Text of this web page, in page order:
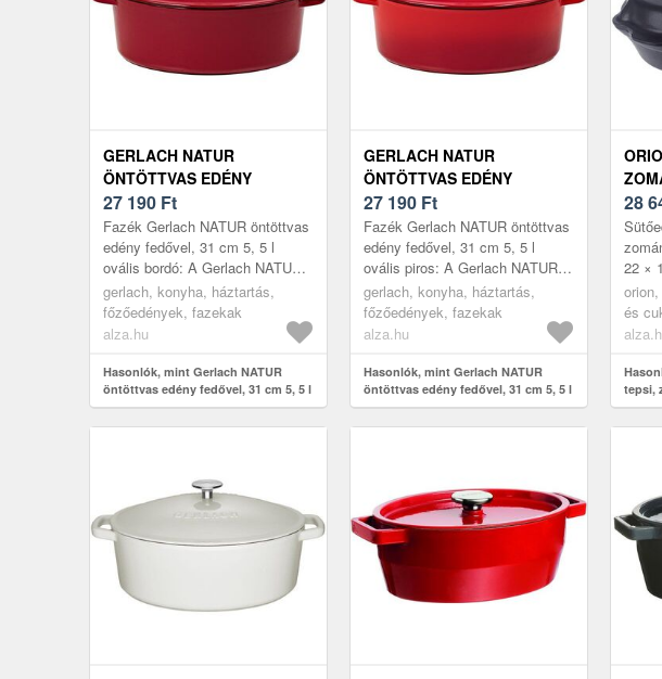
GERLACH NATUR
ÖNTÖTTVAS EDÉNY
FEDŐVEL, 31 CM 5, 5 L
OVÁLIS BORDÓ
27 190 Ft
Fazék Gerlach NATUR öntöttvas
edény fedővel, 31 cm 5, 5 l
ovális bordó: A Gerlach NATUR
ovális öntöttvas edény fedővel
egyesíti a funkcionalitást é...
gerlach, konyha, háztartás,
főzőedények, fazekak
alza.hu
Hasonlók, mint Gerlach NATUR
öntöttvas edény fedővel, 31 cm 5, 5 l
ovális bordó
GERLACH NATUR
ÖNTÖTTVAS EDÉNY
FEDŐVEL, 31 CM 5, 5 L
OVÁLIS PIROS
27 190 Ft
Fazék Gerlach NATUR öntöttvas
edény fedővel, 31 cm 5, 5 l
ovális piros: A Gerlach NATUR
fedeles öntöttvas ovális edény
egyesíti a funkcionalitást a...
gerlach, konyha, háztartás,
főzőedények, fazekak
alza.hu
Hasonlók, mint Gerlach NATUR
öntöttvas edény fedővel, 31 cm 5, 5 l
ovális piros
11
28
22 ×
és
tepsi,
× 22 ×